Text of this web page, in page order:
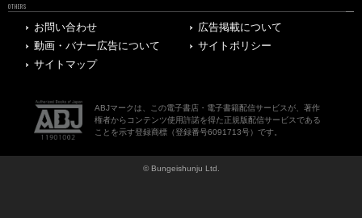
OTHERS
お問い合わせ
広告掲載について
動画・バナー広告について
サイトポリシー
サイトマップ
ABJマークは、この電子書店・電子書籍配信サービスが、著作
権者からコンテンツ使用許諾を得た正規版配信サービスである
ことを示す登録商標（登録番号6091713号）です。
© Bungeishunju Ltd.